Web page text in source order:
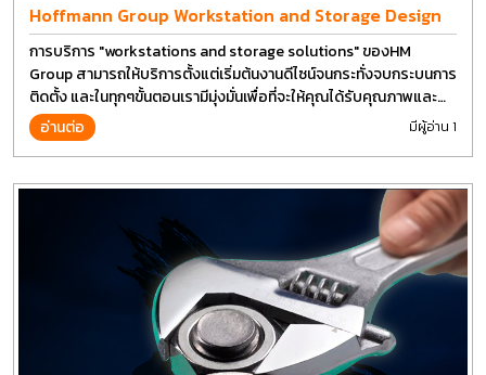
Hoffmann Group Workstation and Storage Design
การบริการ "workstations and storage solutions" ของHM
Group สามารถให้บริการตั้งแต่เริ่มต้นงานดีไซน์จนกระทั่งจบกระบนการ
ติดตั้ง และในทุกๆขั้นตอนเรามีมุ่งมั่นเพื่อที่จะให้คุณได้รับคุณภาพและ
การที่งานที่ดีที่สุด บนต้นทุนที่ดีที่สุดเช่นกัน
อ่านต่อ มีผู้อ่าน 1